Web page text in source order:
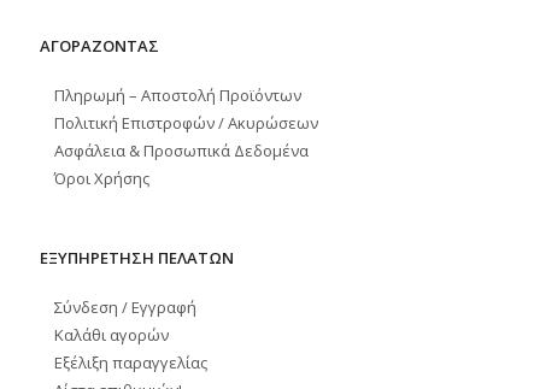
ΑΓΟΡΑΖΟΝΤΑΣ
Πληρωμή – Αποστολή Προϊόντων
Πολιτική Επιστροφών / Ακυρώσεων
Ασφάλεια & Προσωπικά Δεδομένα
Όροι Χρήσης
ΕΞΥΠΗΡΕΤΗΣΗ ΠΕΛΑΤΩΝ
Σύνδεση / Εγγραφή
Καλάθι αγορών
Εξέλιξη παραγγελίας